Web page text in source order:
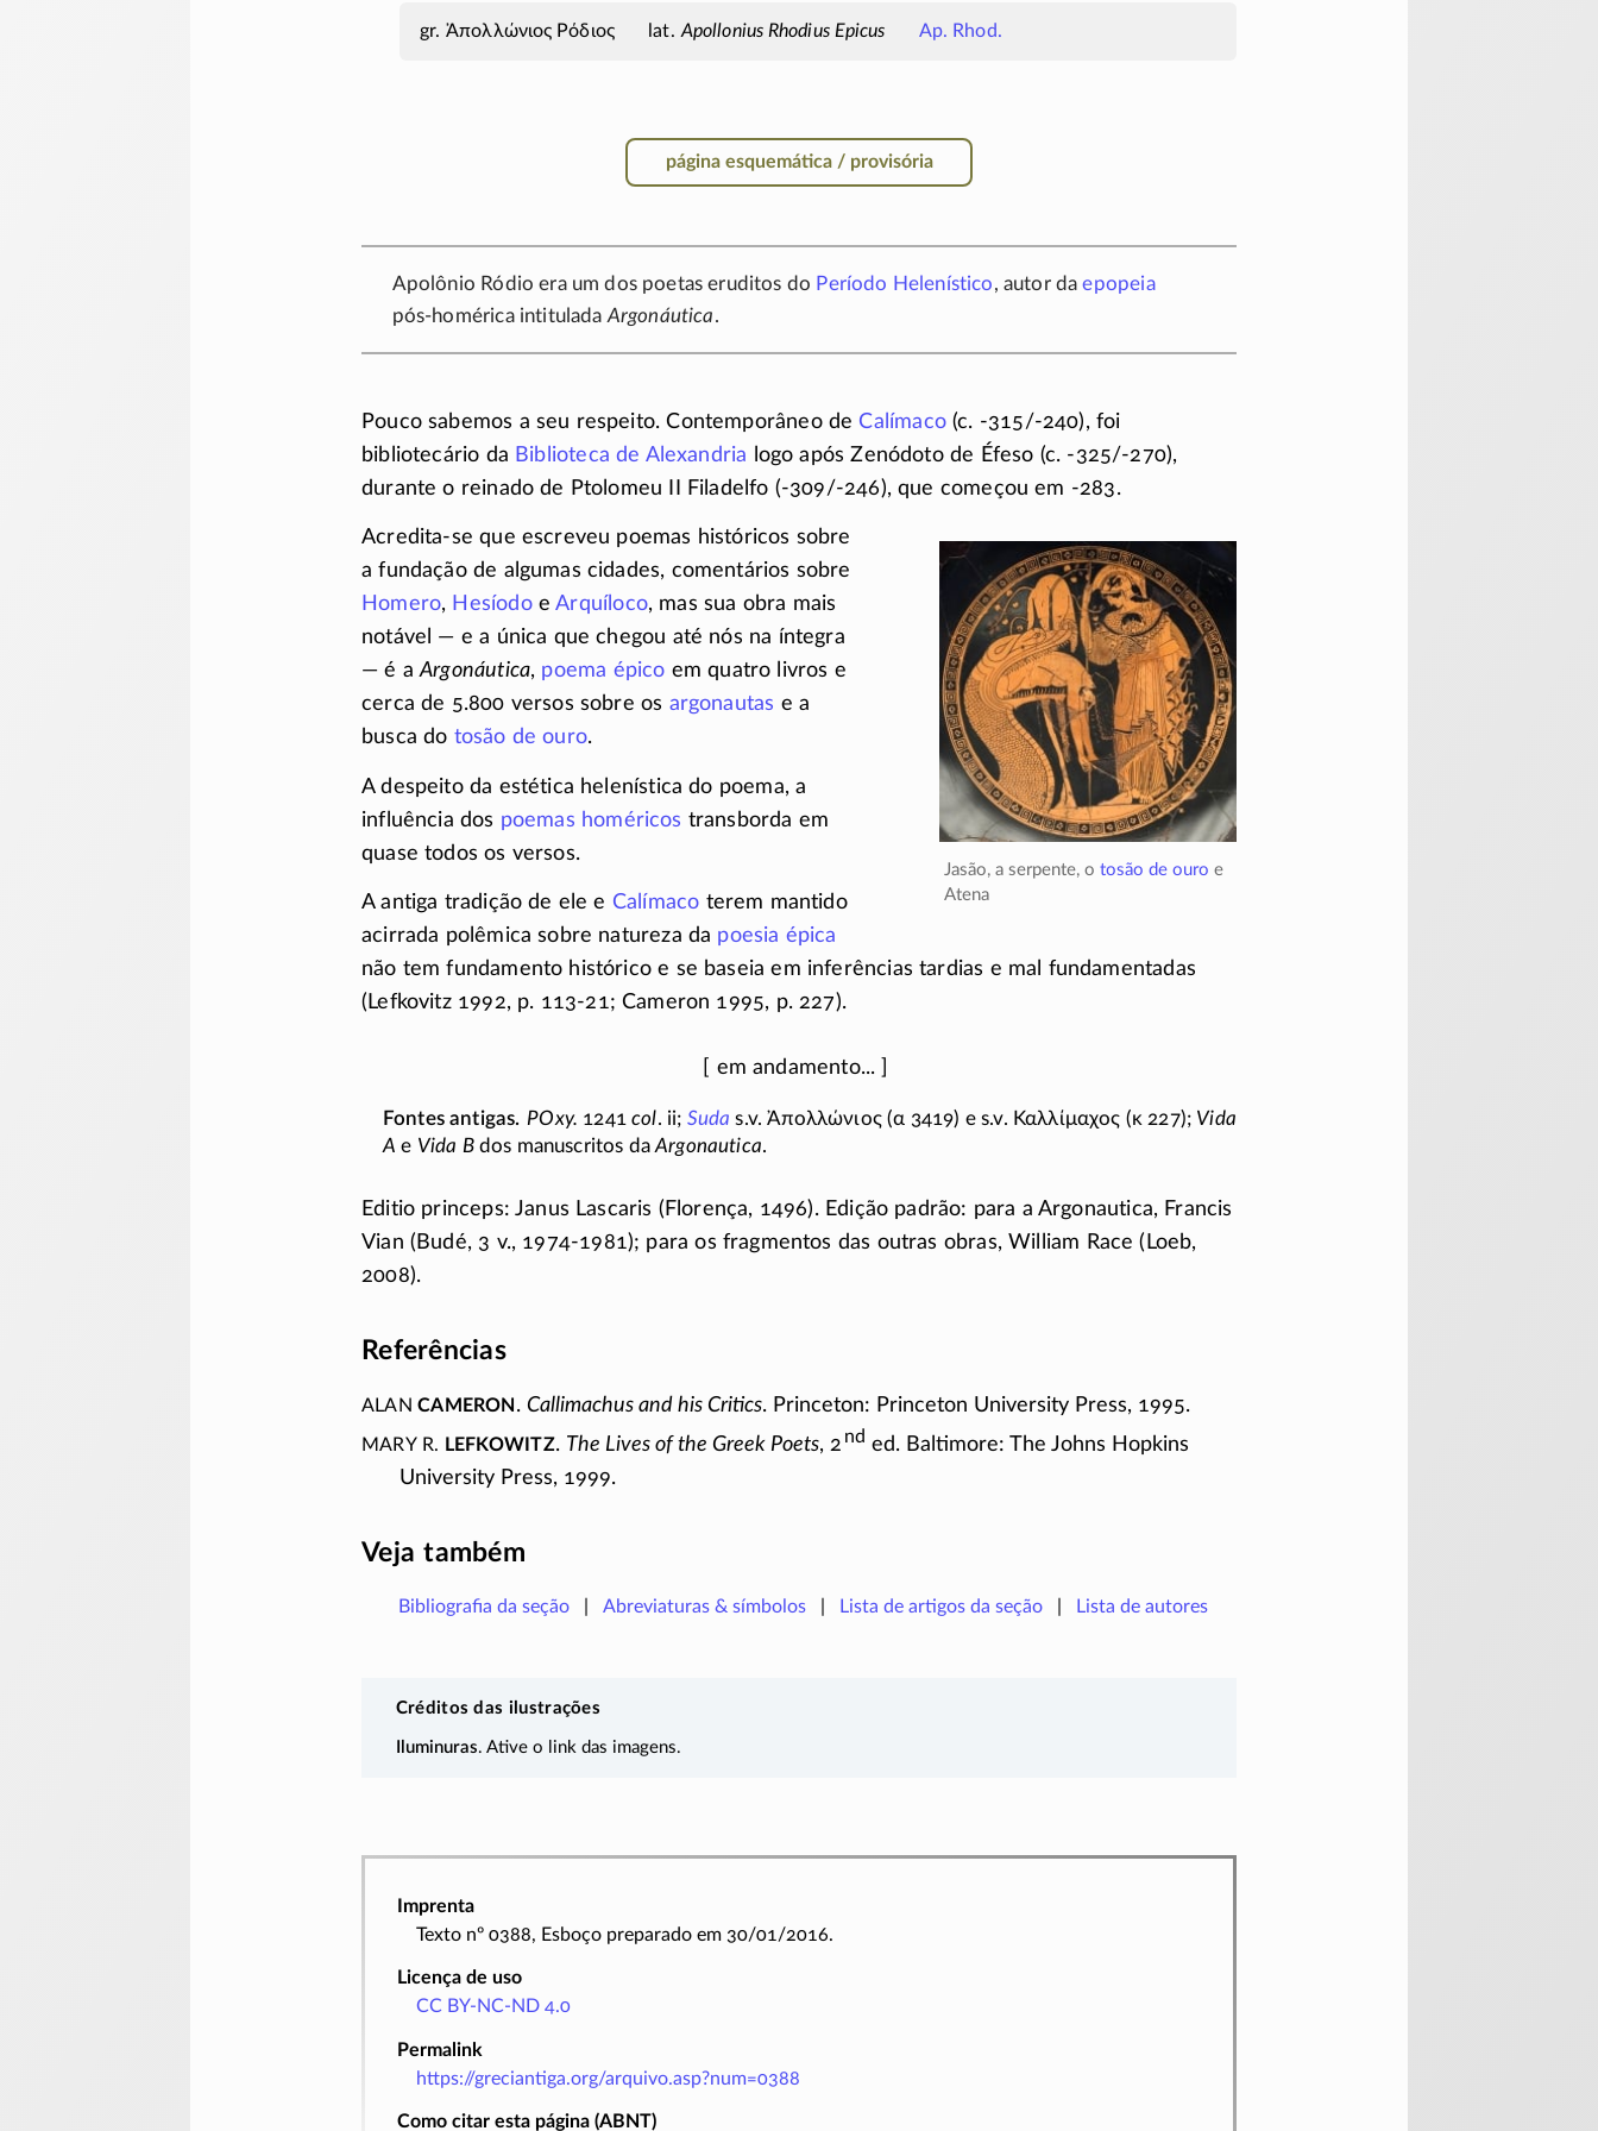
Ἀπολλώνιος Ρόδιος Apollonius Rhodius Epicus Ap. Rhod.
página esquemática / provisória
Apolônio Ródio era um dos poetas eruditos do Período Helenístico, autor daepopeia
pós-homéricaintitulada Argonáutica.
Pouco sabemos a seu respeito. Contemporâneo de Calímaco(c. -315/-240), foi
bibliotecário da Biblioteca de Alexandria logo após Zenódoto de Éfeso (c. -325/-270),
durante o reinado de Ptolomeu II Filadelfo (-309/-246), que começou em -283.
Jasão, a serpente, o tosão de ouro e
Atena
Acredita-se que escreveu poemas históricos sobre
a fundação de algumas cidades, comentários sobre
Homero, HesíodoeArquíloco, mas sua obra mais
notável — e a única que chegou até nós na íntegra
— é aArgonáutica, poema épico em quatro livros e
cerca de 5.800 versos sobre os argonautas e a
busca do tosão de ouro.
A despeito da estética helenística do poema, a
influência dos poemas homéricos transborda em
quase todos os versos.
A antiga tradição de ele e Calímaco terem mantido
acirrada polêmica sobre natureza da poesia épica
não tem fundamento histórico e se baseia em inferências tardias e mal fundamentadas
(Lefkovitz 1992, p. 113-21; Cameron 1995, p. 227).
POxy. 1241col. ii; Suda s.v.Ἀπολλώνιος (α 3419) e s.v. Καλλίμαχος (κ 227); Vida
A e Vida Bdos manuscritos daArgonautica.
Editio princeps: Janus Lascaris (Florença, 1496). Edição padrão: para a Argonautica, Francis
Vian (Budé, 3 v., 1974-1981); para os fragmentos das outras obras, William Race (Loeb,
2008).
Referências
AlanCameron. Callimachus and his Critics. Princeton: Princeton University Press, 1995.
Mary R. Lefkowitz. The Lives of the Greek Poets, 2 nd ed. Baltimore: The Johns Hopkins
University Press, 1999.
Veja também
Bibliografia da seção Abreviaturas & símbolos Lista de artigos da seção Lista de autores
Créditos das ilustrações
Iluminuras. Ative o link das imagens.
Imprenta
Texto nº 0388, Esboço preparado em 30/01/2016.
Licença de uso
CC BY-NC-ND 4.0
Permalink
https://greciantiga.org/arquivo.asp?num=0388
Como citar esta página (ABNT)